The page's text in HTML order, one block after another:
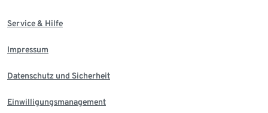
Service & Hilfe
Impressum
Datenschutz und Sicherheit
Einwilligungsmanagement